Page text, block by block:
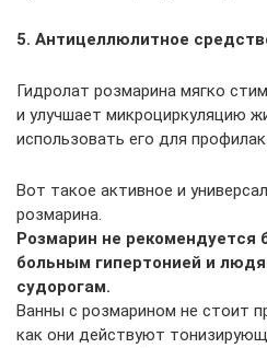
5. Антицеллюлитное
Гидролат розмарина мягко
и улучшает микроциркуляцию
использовать его для
Вот такое активное и
розмарина.
Розмарин не
больным гипертонией и
судорогам.
Ванны с розмарином не стоит
как они действуют